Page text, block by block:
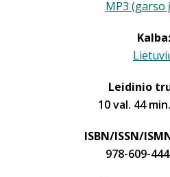
MP3 (garso
Kalba:
Leidinio
10 val. 44
ISBN/ISSN/
978-609-